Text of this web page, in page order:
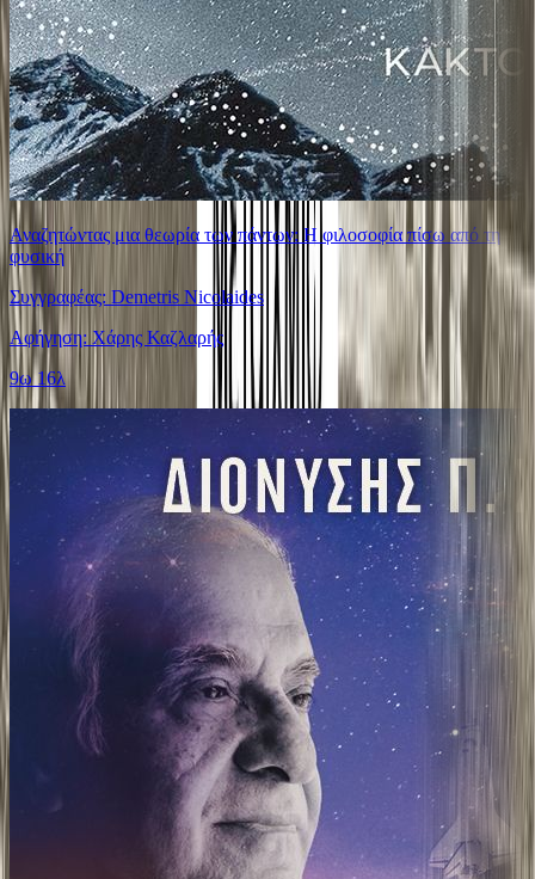
Αναζητώντας μια θεωρία των πάντων: Η φιλοσοφία πίσω από τη
φυσική
Συγγραφέας: Demetris Nicolaides
Αφήγηση: Χάρης Καζλαρής
9ω 16λ